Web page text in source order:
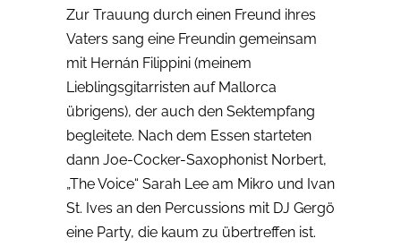
Zur Trauung durch einen Freund ihres
Vaters sang eine Freundin gemeinsam
mit Hernán Filippini (meinem
Lieblingsgitarristen auf Mallorca
übrigens), der auch den Sektempfang
begleitete. Nach dem Essen starteten
dann Joe-Cocker-Saxophonist Norbert,
„The Voice“ Sarah Lee am Mikro und Ivan
St. Ives an den Percussions mit DJ Gergö
eine Party, die kaum zu übertreffen ist.